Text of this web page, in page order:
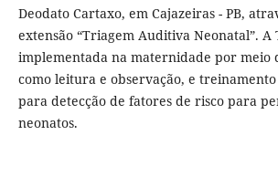
Deodato Cartaxo, em Cajazeiras - PB,
extensão “Triagem Auditiva Neonatal”. A
implementada na maternidade por meio
como leitura e observação, e
para detecção de fatores de risco para
neonatos.